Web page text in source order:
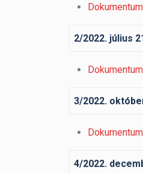
2/2022. július
3/2022.
4/2022.